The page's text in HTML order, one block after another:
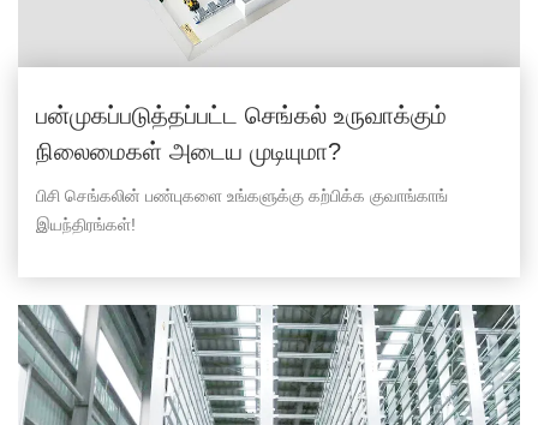
பன்முகப்படுத்தப்பட்ட செங்கல் உருவாக்கும்
நிலைமைகள் அடைய முடியுமா?
பிசி செங்கலின் பண்புகளை உங்களுக்கு கற்பிக்க குவாங்காங்
இயந்திரங்கள்!